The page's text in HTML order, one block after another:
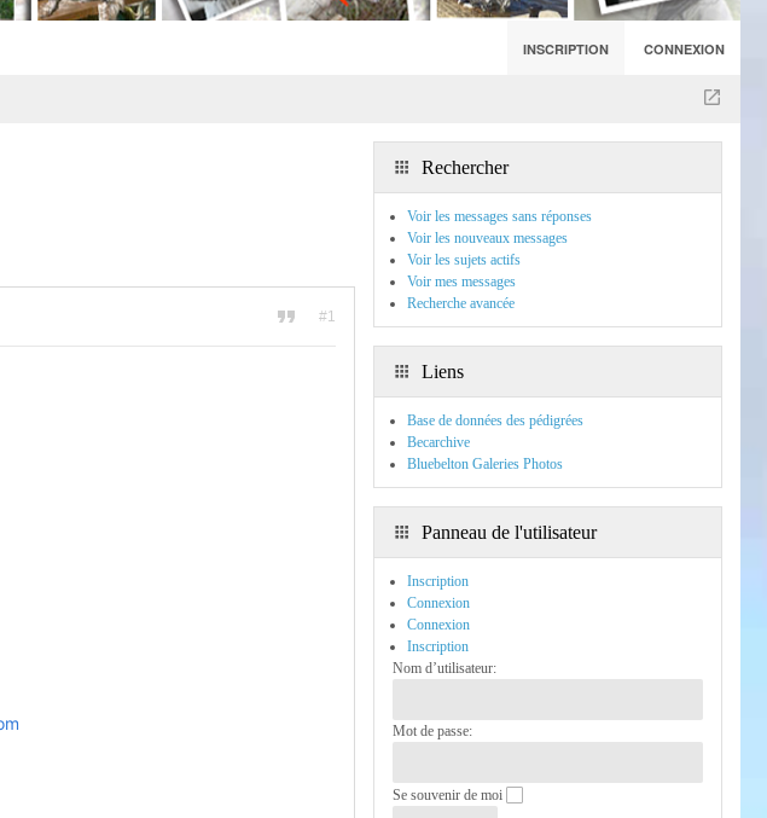
INSCRIPTION CONNEXION
#1
Rechercher
Voir les messages sans réponses
Voir les nouveaux messages
Voir les sujets actifs
Voir mes messages
Recherche avancée
Liens
Base de données des pédigrées
Becarchive
Bluebelton Galeries Photos
Panneau de l'utilisateur
Inscription
Connexion
Connexion
Inscription
Nom d’utilisateur:
Mot de passe:
Se souvenir de moi